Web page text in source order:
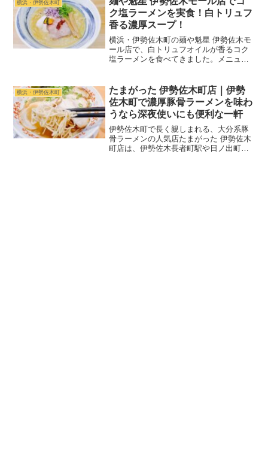
横浜・伊勢佐木町
ク塩ラーメンを実食！白トリュフ
香る濃厚スープ！
横浜・伊勢佐木町の麺や魁星 伊勢佐木モ
ール店で、白トリュフオイルが香るコク
塩ラーメンを食べてきました。メニュー
横浜・伊勢佐木町
たまがった 伊勢佐木町店｜伊勢
佐木町で濃厚豚骨ラーメンを味わ
うなら深夜使いにも便利な一軒
伊勢佐木町で長く親しまれる、大分系豚
骨ラーメンの人気店たまがった 伊勢佐木
町店は、伊勢佐木長者町駅や日ノ出町駅